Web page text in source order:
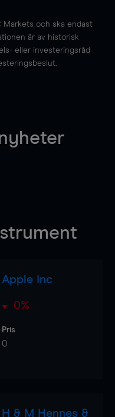
Markets och ska endast
är av historisk
eller investeringsråd
Apple Inc
0%
Pris
0
H & M Hennes &